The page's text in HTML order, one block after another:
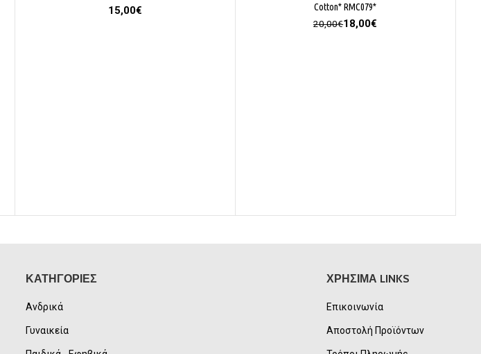
15,00€
Cotton* RMC079*
20,00€Original
18,00€
ΚΑΤΗΓΟΡΙΕΣ
Ανδρικά
Γυναικεία
ΧΡΗΣΙΜΑ LINKS
Επικοινωνία
Αποστολή Προϊόντων